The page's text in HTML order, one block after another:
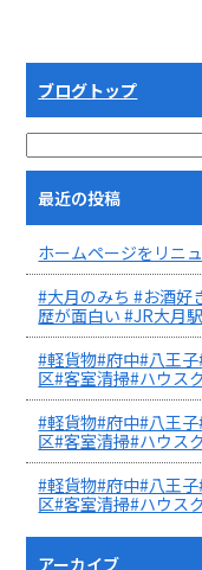
ブログトップ
最近の投稿
ホームページをリニ
#大月のみち #お酒好
歴が面白い #JR大
#軽貨物#府中#八王
区#客室清掃#ハウス
#軽貨物#府中#八王
区#客室清掃#ハウス
#軽貨物#府中#八王
区#客室清掃#ハウス
アーカイブ